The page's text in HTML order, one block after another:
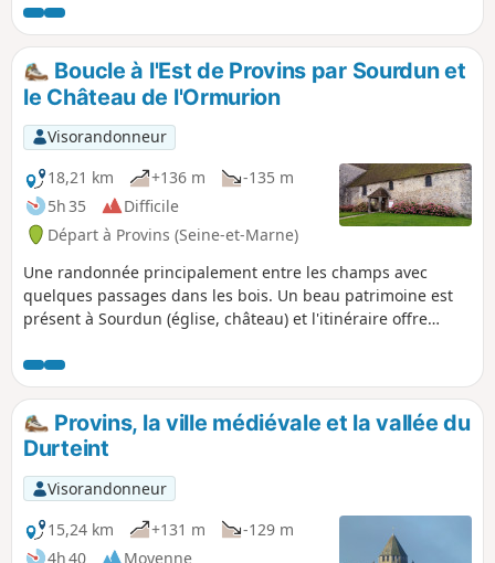
découvrir les principaux sites et monuments
de la ville : remparts, église romane et
collégiale gothique, ancien couvent, ... et la
célèbre Tour César. Circuit conçu par la
Communauté de Communes du Pays du
Provinois et balisé par la FFRP.
Boucle à l'Est de Provins par Sourdun et
le Château de l'Ormurion
Visorandonneur
18,21 km
+136 m
-135 m
5h 35
Difficile
Départ à Provins (Seine-et-Marne)
Une randonnée principalement entre les champs avec
quelques passages dans les bois. Un beau patrimoine est
présent à Sourdun (église, château) et l'itinéraire offre
Collégiale Saint-Quiriace et la Tour César de Provins.
Provins, la ville médiévale et la vallée du
Durteint
Visorandonneur
15,24 km
+131 m
-129 m
4h 40
Moyenne